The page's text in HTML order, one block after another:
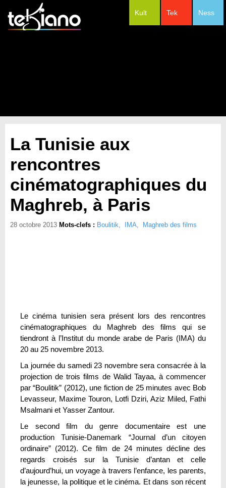
Ness
Tek
Kult
La Tunisie aux
rencontres
cinématographiques du
Maghreb, à Paris
28 octobre 2013 Mots-clefs : Boulitik, IMA, Maghreb des films
Le cinéma tunisien sera présent lors des rencontres
cinématographiques du Maghreb des films qui se
tiendront à l’Institut du monde arabe de Paris (IMA) du
20 au 25 novembre 2013.
La journée du samedi 23 novembre sera consacrée à la
projection de trois films de Walid Tayaa, à commencer
par “Boulitik” (2012), une fiction de 25 minutes avec Bob
Levasseur, Maxime Touron, Lotfi Dziri, Aziz Miled, Fathi
Msalmani et Yasser Zantour.
Le second film du genre documentaire est une
production Tunisie-Danemark “Journal d’un citoyen
ordinaire” (2012). Ce film de 24 minutes décline des
regards croisés sur la Tunisie d’antan et celle
d’aujourd’hui, un voyage à travers l’enfance, les parents,
la jeunesse, la politique et le cinéma. Et dans son récent